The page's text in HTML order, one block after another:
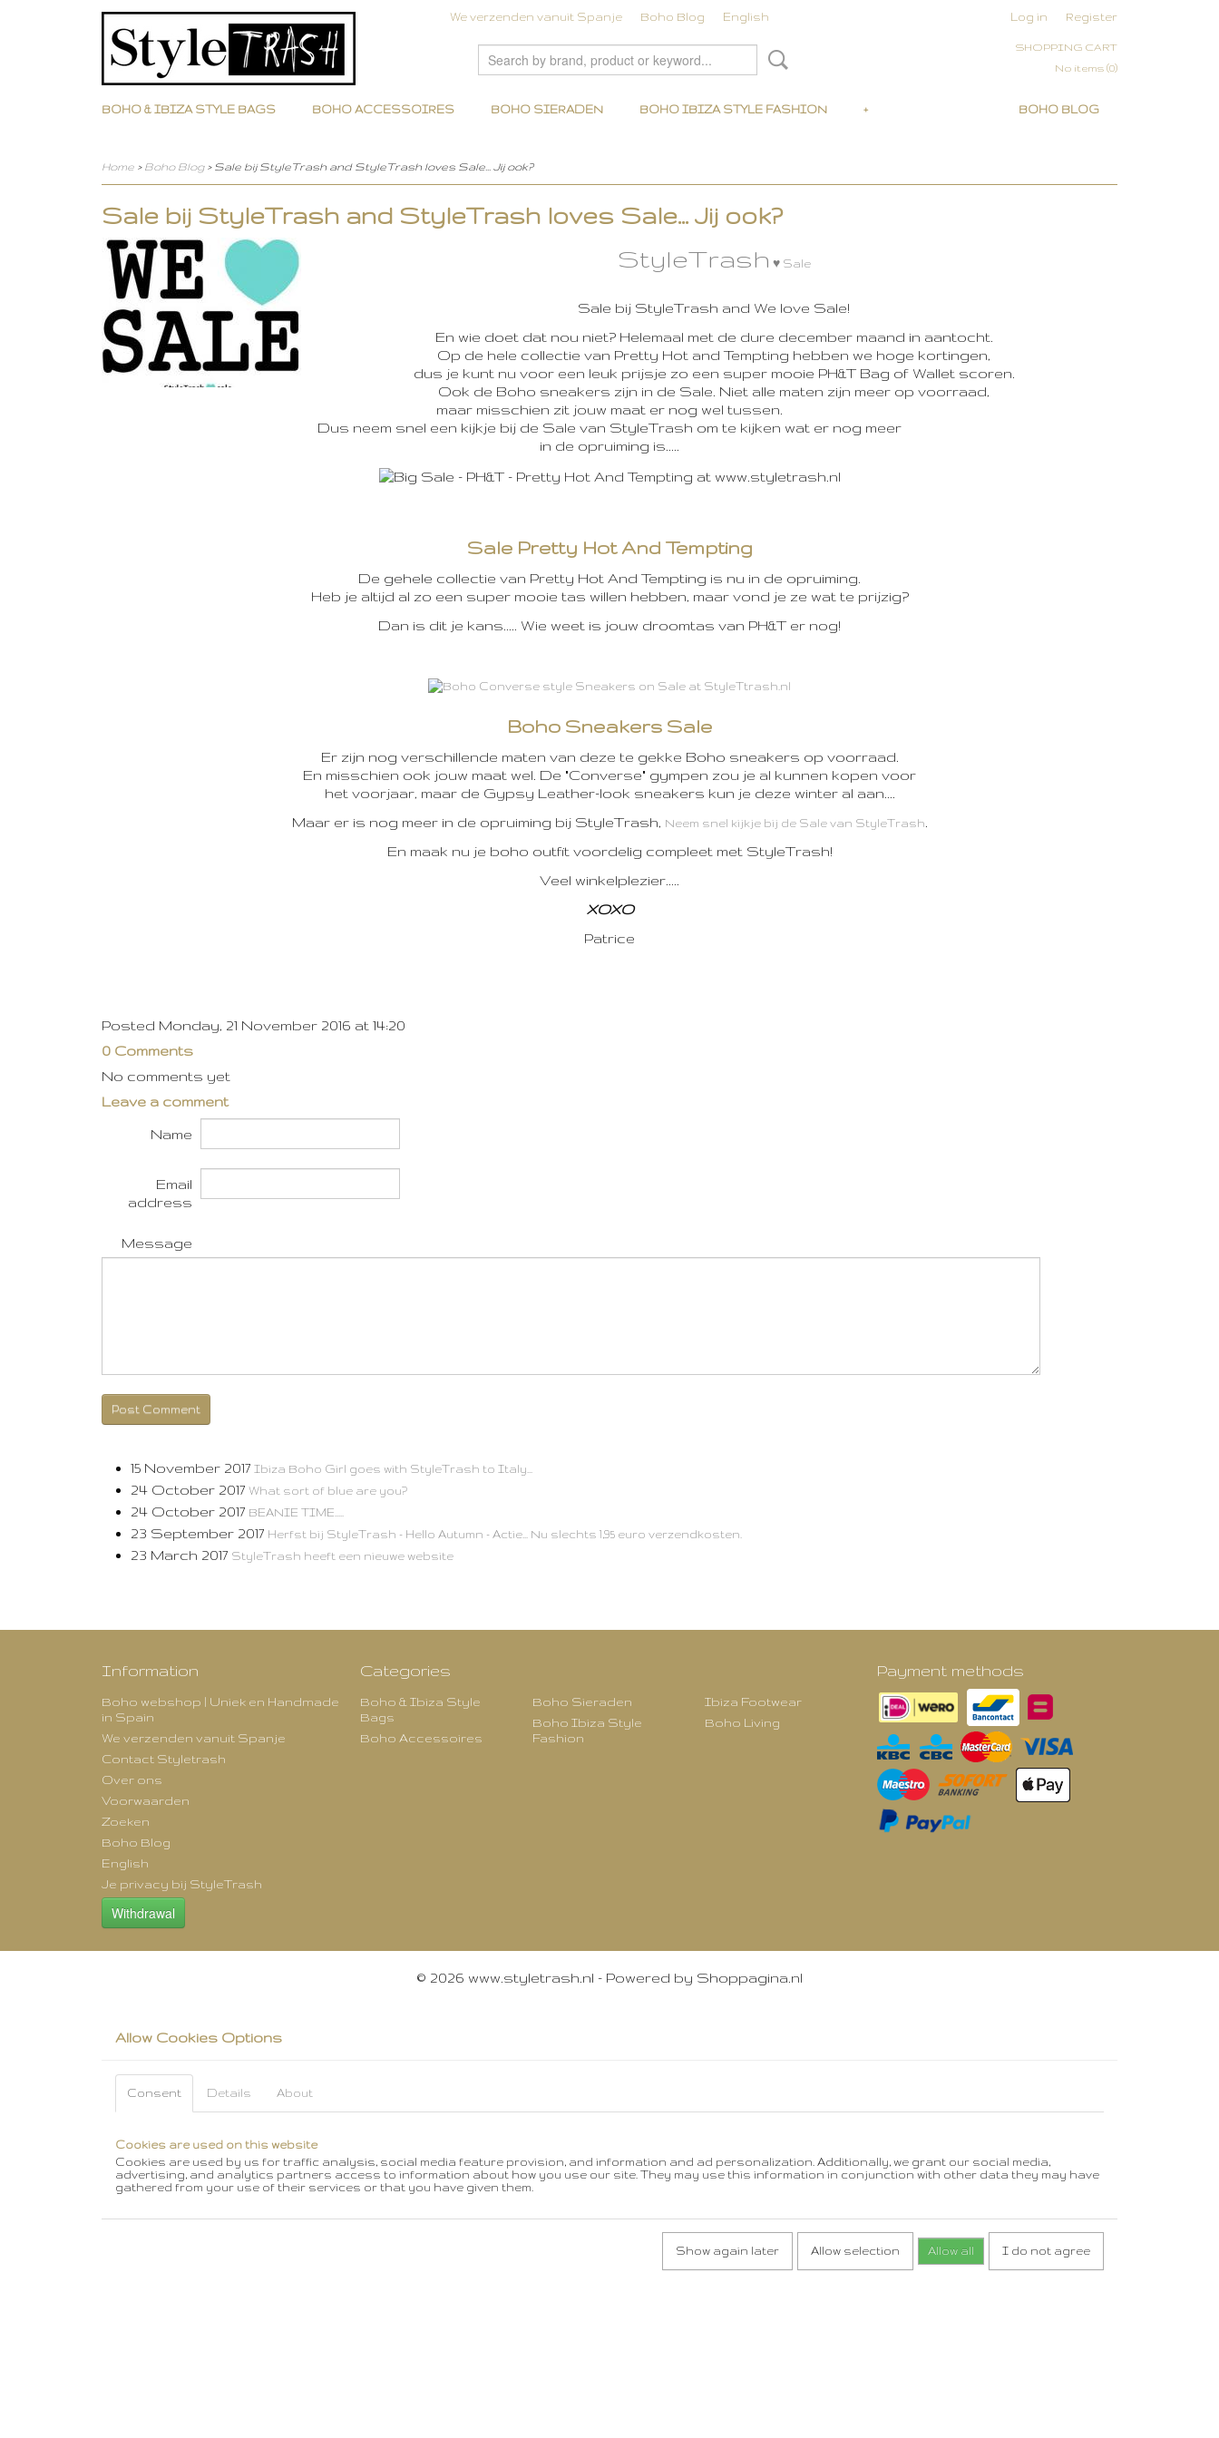
We verzenden vanuit Spanje Boho Blog English Log in Register
SHOPPING CART
No items (0)
BOHO BLOG
BOHO & IBIZA STYLE BAGS BOHO ACCESSOIRES BOHO SIERADEN BOHO IBIZA STYLE FASHION +
Home > Boho Blog > Sale bij StyleTrash and StyleTrash loves Sale... Jij ook?
Sale bij StyleTrash and StyleTrash loves Sale... Jij ook?
StyleTrash ♥ Sale
Sale bij StyleTrash and We love Sale!
En wie doet dat nou niet? Helemaal met de dure december maand in aantocht.
Op de hele collectie van Pretty Hot and Tempting hebben we hoge kortingen,
dus je kunt nu voor een leuk prijsje zo een super mooie PH&T Bag of Wallet scoren.
Ook de Boho sneakers zijn in de Sale. Niet alle maten zijn meer op voorraad,
maar misschien zit jouw maat er nog wel tussen.
Dus neem snel een kijkje bij de Sale van StyleTrash om te kijken wat er nog meer
in de opruiming is.....
Sale Pretty Hot And Tempting
De gehele collectie van Pretty Hot And Tempting is nu in de opruiming.
Heb je altijd al zo een super mooie tas willen hebben, maar vond je ze wat te prijzig?
Dan is dit je kans..... Wie weet is jouw droomtas van PH&T er nog!
Boho Sneakers Sale
Er zijn nog verschillende maten van deze te gekke Boho sneakers op voorraad.
En misschien ook jouw maat wel. De "Converse" gympen zou je al kunnen kopen voor
het voorjaar, maar de Gypsy Leather-look sneakers kun je deze winter al aan....
Maar er is nog meer in de opruiming bij StyleTrash, Neem snel kijkje bij de Sale van StyleTrash
En maak nu je boho outfit voordelig compleet met StyleTrash!
Veel winkelplezier.....
XOXO
Patrice
Posted Monday, 21 November 2016 at 14:20
0 Comments
No comments yet
Leave a comment
Name
Email
address
Message
Post Comment
15 November 2017 Ibiza Boho Girl goes with StyleTrash to Italy...
24 October 2017 What sort of blue are you?
24 October 2017 BEANIE TIME.....
23 September 2017 Herfst bij StyleTrash - Hello Autumn - Actie... Nu slechts 1,95 euro verzendkosten.
23 March 2017 StyleTrash heeft een nieuwe website
Information
Boho webshop | Uniek en Handmade
in Spain
We verzenden vanuit Spanje
Contact Styletrash
Over ons
Voorwaarden
Zoeken
Boho Blog
English
Je privacy bij StyleTrash
Withdrawal
Categories
Boho & Ibiza Style
Bags
Boho Accessoires
Boho Sieraden
Boho Ibiza Style
Fashion
Ibiza Footwear
Boho Living
Payment methods
© 2026 www.styletrash.nl - Powered by Shoppagina.nl
Allow Cookies Options
Consent Details About
Cookies are used on this website
Cookies are used by us for traffic analysis, social media feature provision, and information and ad personalization. Additionally, we grant our social media,
advertising, and analytics partners access to information about how you use our site. They may use this information in conjunction with other data they may have
gathered from your use of their services or that you have given them.
Show again later Allow selection Allow all I do not agree